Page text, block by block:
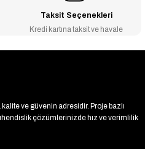
Taksit Seçenekleri
Kredi kartına taksit ve havale
ve güvenin adresidir. Proje bazlı
çözümlerinizde hız ve verimlilik